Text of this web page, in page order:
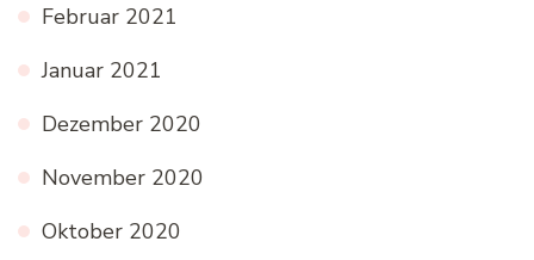
Februar 2021
Januar 2021
Dezember 2020
November 2020
Oktober 2020